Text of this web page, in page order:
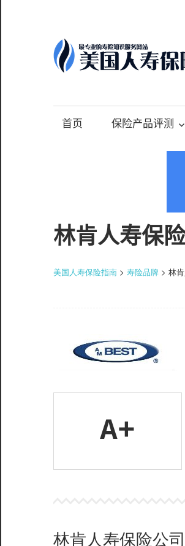
content
专
业
险
理
服
首页 保险产品评测
林肯人寿保
美国人寿保险指南 > 寿险品牌 > 林
A+
林肯人寿保险公